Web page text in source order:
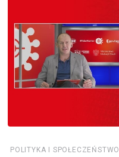
POLITYKA I SPOŁECZEŃSTWO